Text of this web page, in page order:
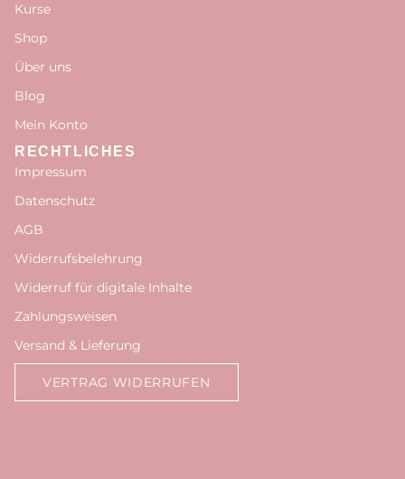
Kurse
Shop
Über uns
Blog
Mein Konto
RECHTLICHES
Impressum
Datenschutz
AGB
Widerrufsbelehrung
Widerruf für digitale Inhalte
Zahlungsweisen
Versand & Lieferung
VERTRAG WIDERRUFEN